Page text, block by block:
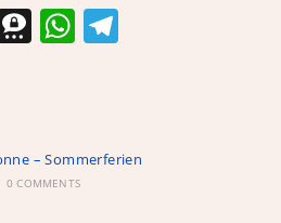
T
m
a
W
A
p
a
– Sommerferien
0 COMMENTS